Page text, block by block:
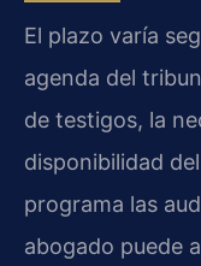
El plazo varía
agenda del
de testigos, la
disponibilidad
programa las
abogado puede